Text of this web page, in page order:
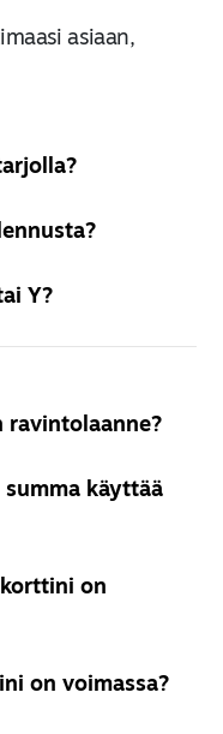
asiaan,
kaikkina
10% alennus
Y?
ravintolaanne?
summalla
käyttää
Kortille jäävän
jälkeen.
on
ravintoloissamme
on voimassa?